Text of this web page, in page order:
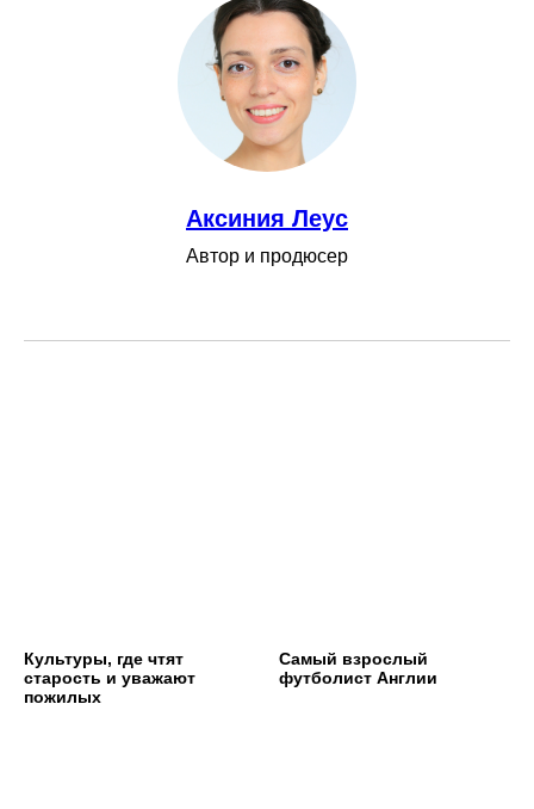
Аксиния Леус
Автор и продюсер
Культуры, где чтят
старость и уважают
пожилых
Cамый взрослый
футболист Англии